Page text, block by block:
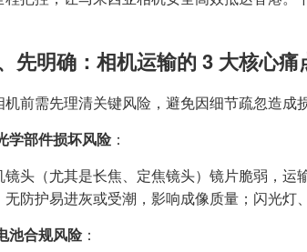
先明确：相机运输的 3 大核心痛
机前需先理清关键风险，避免因细节疏忽造成
学部件损坏风险：
镜头（尤其是长焦、定焦镜头）镜片脆弱，
无防护易进灰或受潮，影响成像质量；闪光灯
池合规风险：